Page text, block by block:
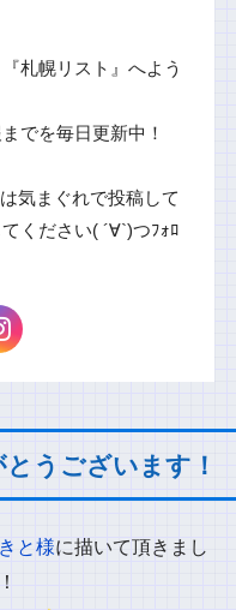
札幌リスト』へよう
でを毎日更新中！
気まぐれで投稿して
ください( ´∀`)つﾌｫﾛ
うございます！
と様に描いて頂きまし